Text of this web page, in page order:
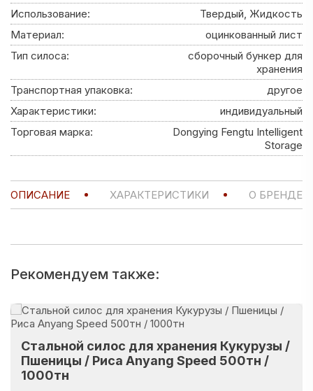
Использование:
Твердый, Жидкость
Материал:
оцинкованный лист
Тип силоса:
сборочный бункер для
хранения
Транспортная упаковка:
другое
Характеристики:
индивидуальный
Торговая марка:
Dongying Fengtu Intelligent
Storage
ОПИСАНИЕ ХАРАКТЕРИСТИКИ О БРЕНДЕ
Рекомендуем также:
Стальной силос для хранения Кукурузы /
Пшеницы / Риса Anyang Speed 500тн /
1000тн